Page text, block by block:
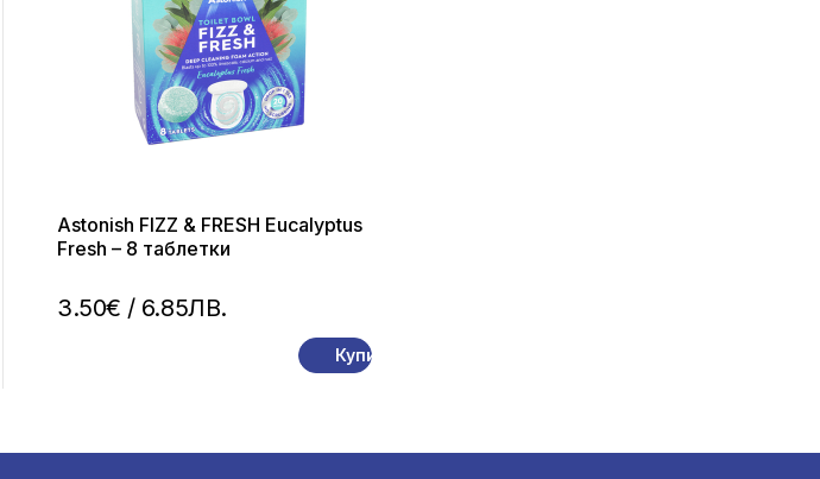
3.50€ / 6.85ЛВ.
Astonish FIZZ & FRESH Eucalyptus
Fresh – 8 таблетки
Купи